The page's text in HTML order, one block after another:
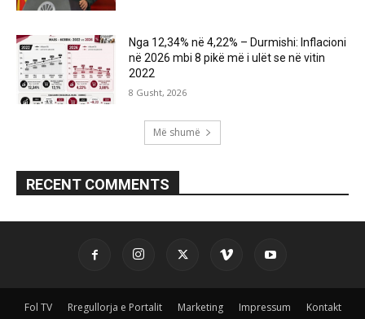
Nga 12,34% në 4,22% – Durmishi: Inflacioni
në 2026 mbi 8 pikë më i ulët se në vitin
2022
8 Gusht, 2026
Më shumë
RECENT COMMENTS
Fol TV Rregullorja e Portalit Marketing Impressum Kontakt